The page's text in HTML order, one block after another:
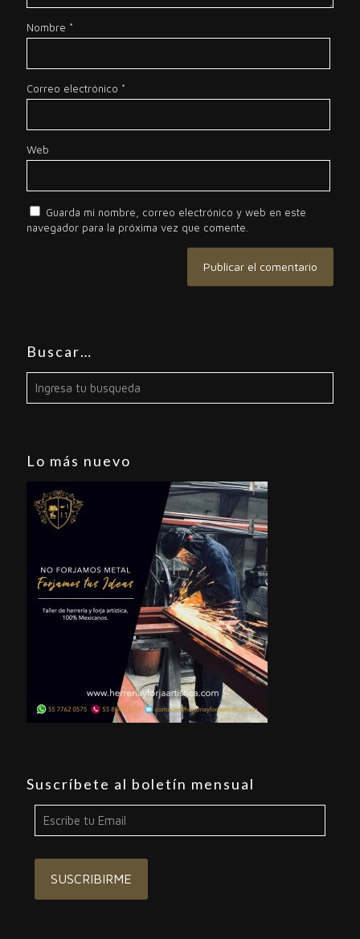
Nombre *
Correo electrónico *
Web
Guarda mi nombre, correo electrónico y web en este
navegador para la próxima vez que comente.
Buscar…
Lo más nuevo
Suscríbete al boletín mensual